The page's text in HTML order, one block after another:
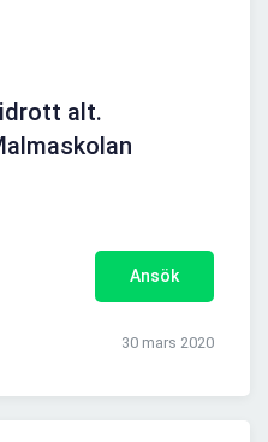
alt.
Ansök
30 mars 2020